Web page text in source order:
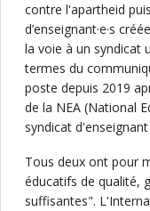
contre l'apartheid
d’enseignant·e·s
la voie à un syndicat
termes du
poste depuis 2019
de la NEA (National
syndicat
Tous deux ont pour
éducatifs de qualité,
suffisantes".